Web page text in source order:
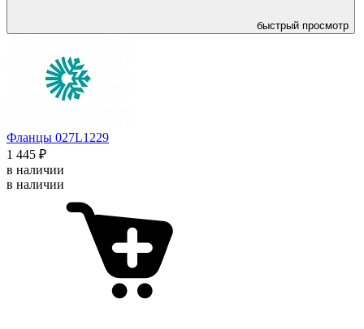
быстрый просмотр
Фланцы 027L1229
1 445 ₽
в наличии
в наличии